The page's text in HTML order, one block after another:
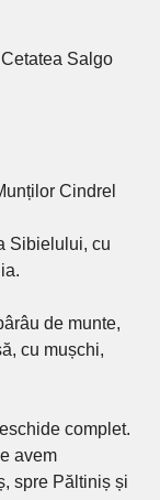
Salgo
Cindrel
Sibielului, cu
de munte,
cu mușchi,
complet.
avem
spre Păltiniș și